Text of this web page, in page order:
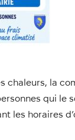
chaleurs, la
qui le
les horaires